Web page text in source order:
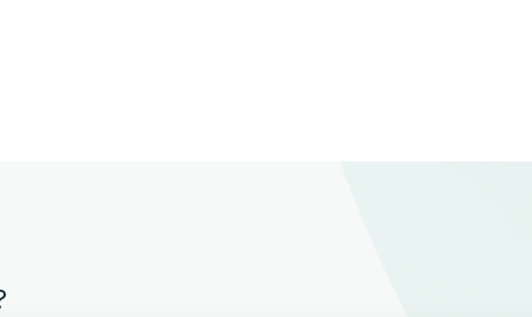
anzeigen